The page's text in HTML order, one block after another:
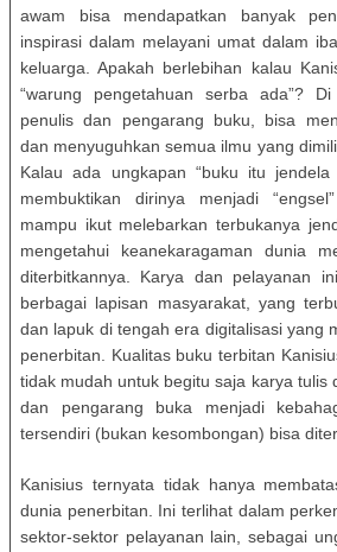
awam bisa mendapatkan banyak
inspirasi dalam melayani umat dalam
keluarga. Apakah berlebihan kalau
“warung pengetahuan serba ada”?
penulis dan pengarang buku, bisa
dan menyuguhkan semua ilmu yang
Kalau ada ungkapan “buku itu jendela
membuktikan dirinya menjadi
mampu ikut melebarkan terbukanya
mengetahui keanekaragaman dunia
diterbitkannya. Karya dan pelayanan
berbagai lapisan masyarakat, yang
dan lapuk di tengah era digitalisasi yang
penerbitan. Kualitas buku terbitan
tidak mudah untuk begitu saja karya tulis
dan pengarang buka menjadi
tersendiri (bukan kesombongan) bisa
Kanisius ternyata tidak hanya
dunia penerbitan. Ini terlihat dalam
sektor-sektor pelayanan lain, sebagai